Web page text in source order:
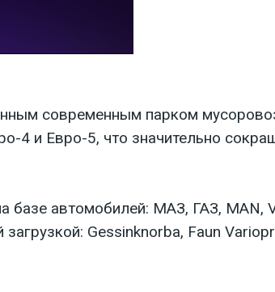
современным парком
4 и Евро-5, что значительно
базе автомобилей: МАЗ, ГАЗ, MAN,
Gessinknorba, Faun